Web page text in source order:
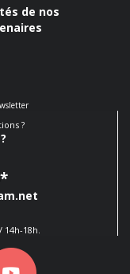
de nos
?
*
14h-18h.